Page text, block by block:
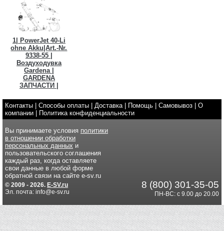
1| PowerJet 40-Li
ohne Akku|Art.-Nr.
9338-55 |
Воздуходувка
Gardena |
GARDENA
ЗАПЧАСТИ |
Контакты Способы оплаты Доставка| Помощь Самовывоз
О
компании
Политика конфиденциальности
Вы принимаете условия политики
в отношении обработки
персональных данных и
пользовательского соглашения
каждый раз, когда оставляете
свои данные в любой форме
обратной связи на сайте e-sv.ru
© 2009 - 2026. E-SV.ru
Эл. почта: info@e-sv.ru
8 (800) 301-35-05
ПН-ВС: с 9.00 до 20.00